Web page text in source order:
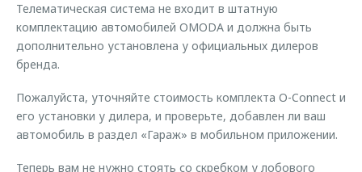
Телематическая система не входит в штатную
комплектацию автомобилей OMODA и должна быть
дополнительно установлена у официальных дилеров
бренда.
Пожалуйста, уточняйте стоимость комплекта O-Connect и
его установки у дилера, и проверьте, добавлен ли ваш
автомобиль в раздел «Гараж» в мобильном приложении.
Теперь вам не нужно стоять со скребком у лобового